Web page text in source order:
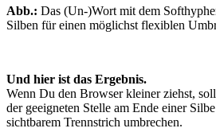
Abb.: Das (Un-)Wort mit dem
Silben für einen möglichst flexiblen
Und hier ist das Ergebnis.
Wenn Du den Browser kleiner ziehst,
der geeigneten Stelle am Ende einer
sichtbarem Trennstrich umbrechen.